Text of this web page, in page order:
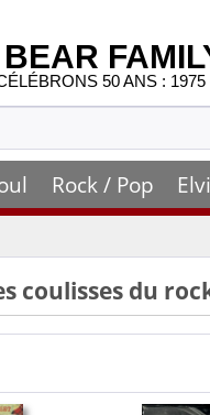
BEAR
50 ANS :
Rock / Pop
coulisses du